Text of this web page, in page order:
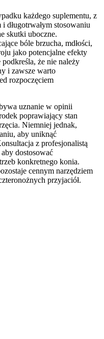
każdego suplementu, z
długotrwałym stosowaniu
skutki uboczne.
bóle brzucha, mdłości,
jako potencjalne efekty
że nie należy
i zawsze warto
rozpoczęciem
uznanie w opinii
poprawiający stan
Niemniej jednak,
aby uniknąć
z profesjonalistą
dostosować
konkretnego konia.
cennym narzędziem
przyjaciół.